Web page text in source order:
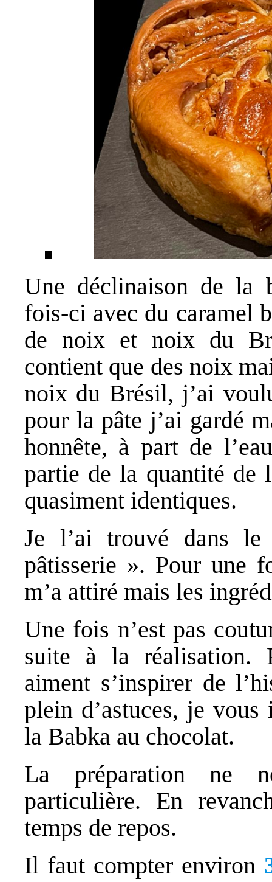
Une déclinaison de la
fois-ci avec du caramel
de noix et noix du
contient que des noix
noix du Brésil, j’ai
pour la pâte j’ai gardé
honnête, à part de
partie de la quantité de
quasiment identiques.
Je l’ai trouvé dans
pâtisserie ». Pour une
m’a attiré mais les
Une fois n’est pas
suite à la réalisation.
aiment s’inspirer de
plein d’astuces, je
la Babka au chocolat.
La préparation ne
particulière. En
temps de repos.
Il faut compter environ